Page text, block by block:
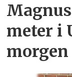
meter i
morgen